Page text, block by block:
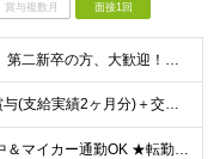
賞与複数月 面接1回
【職種・業界未経験、第二新卒の方、大歓迎！】 ■未経験OK ■学歴不問 ■普通自動車免許をお持ちの方（AT限定可） ≪こんな方にピッタリです！≫ ・未経験から「手に職」をつけて将来の安心を手に入れた
■月給26万円以上＋賞与(支給実績2ヶ月分)＋交通費 ★6月からはチームインセンティブも新たに導入予定！ ※スキル・経験を考慮の上、決定いたします ※上記には見込み残業代2万円以上（24時間分）を含
★横浜、大阪で募集中＆マイカー通勤OK ★転勤はありません ★希望の勤務地に配属します 【本社】 神奈川県横浜市戸塚区矢部町65 イェルコローレビル1F 【大阪オフィス】 大阪府大阪市北区池田町2